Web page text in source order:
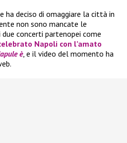
deciso di omaggiare la città in
non sono mancate le
concerti partenopei come
Napoli con l’amato
è, e il video del momento ha